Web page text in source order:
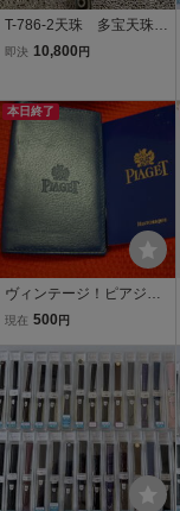
T-786-2天珠 多宝天珠
ネックレス 風水 最強
即決 10,800 円
本日終了
ヴィンテージ！ピアジュ
の説明書と皮ケースで
現在 500 円